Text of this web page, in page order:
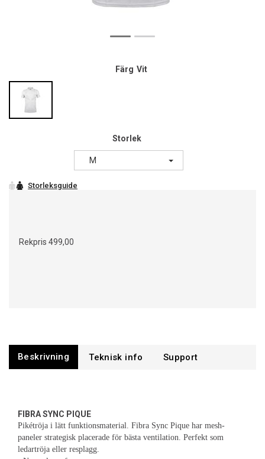
Färg Vit
Storlek
M
Rekpris 499,00
Beskrivning Support
FIBRA SYNC PIQUE
Pikétröja i lätt funktionsmaterial. Fibra Sync Pique har mesh-
paneler strategisk placerade för bästa ventilation. Perfekt som
ledartröja eller resplagg.